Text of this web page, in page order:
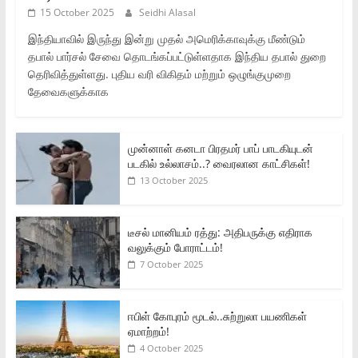
15 October 2025 Seidhi Alasal
இந்தியாவில் இருந்து இன்று முதல் அமெரிக்காவுக்கு மீண்டும்
தபால் பார்சல் சேவை தொடங்கப்பட்டுள்ளதாக இந்திய தபால் துறை
தெரிவித்துள்ளது. புதிய வரி விகிதம் மற்றும் ஒழுங்குமுறை
தேவைகளுக்காக
முன்னாள் கனடா பிரதமர் பாப் பாடகியுடன்
படகில் உல்லாசம்..? வைரலான காட்சிகள்!
13 October 2025
டீசல் மானியம் ரத்து: அதிபருக்கு எதிராக
வலுக்கும் போராட்டம்!
7 October 2025
ஈபிள் கோபுரம் மூடல்..சுற்றுலா பயணிகள்
ஏமாற்றம்!
4 October 2025